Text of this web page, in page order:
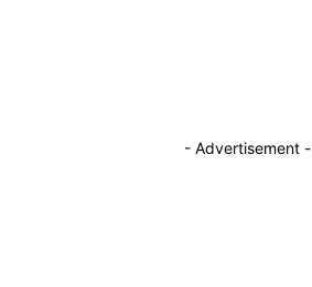
- Advertisement -